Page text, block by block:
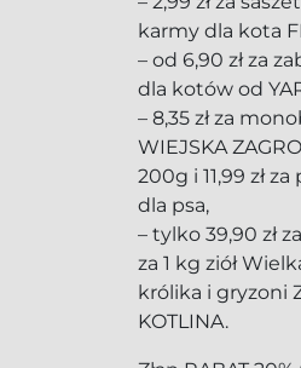
karmy dla kota
– od 6,90 zł za
dla kotów od
– 8,35 zł za
WIEJSKA
200g i 11,99 zł
dla psa,
– tylko 39,90 zł
za 1 kg ziół
królika i gryzoni
KOTLINA.